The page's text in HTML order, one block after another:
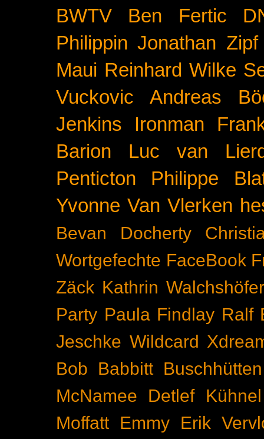
BWTV
Ben Fertic
Philippin Jonathan Zipf
Maui Reinhard Wilke
Vuckovic
Andreas
Jenkins
Ironman
Barion
Luc van
Penticton
Philippe
Yvonne Van Vlerken
Bevan Docherty
Wortgefechte FaceBook
Zäck Kathrin Walchshöfer
Party Paula Findlay Ralf
Jeschke Wildcard
Bob Babbitt Buschhütten
McNamee
Detlef Kühnel
Moffatt
Emmy
Erik